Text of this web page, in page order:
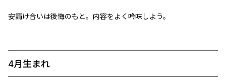
安請け合いは後悔のもと。内容をよく吟味しよう。
4月生まれ